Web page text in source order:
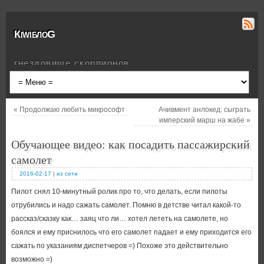
КiwiблоG
гнездовище скорпионов
« Продолжаю любить микрософт
Ачивмент анлокед: сыграть
имперский марш на жабе»
Обучающее видео: как посадить пассажирский
самолет
2016-02-17 | из сети
Пилот снял 10-минутный ролик про то, что делать, если пилоты
отрубились и надо сажать самолет. Помню в детстве читал какой-то
рассказ/сказку как… заяц что ли… хотел лететь на самолете, но
боялся и ему приснилось что его самолет падает и ему приходится его
сажать по указаниям диспетчеров =) Похоже это действительно
возможно =)